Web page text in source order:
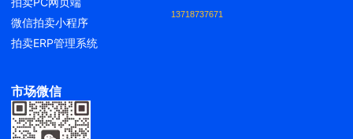
微信拍卖小程序
拍卖ERP管理系统
13718737671
市场微信